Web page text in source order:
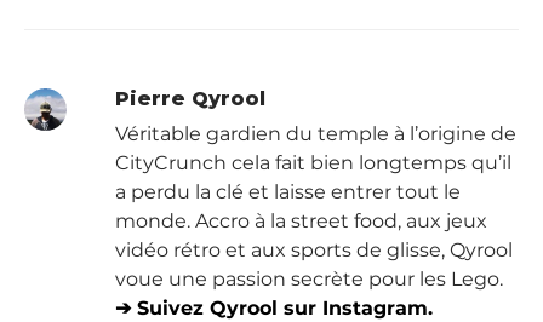
Pierre Qyrool
Véritable gardien du temple à l’origine de
CityCrunch cela fait bien longtemps qu’il
a perdu la clé et laisse entrer tout le
monde. Accro à la street food, aux jeux
vidéo rétro et aux sports de glisse, Qyrool
voue une passion secrète pour les Lego.
➔ Suivez Qyrool sur Instagram.